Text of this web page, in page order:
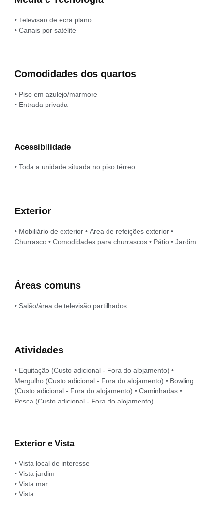
• Televisão de ecrã plano
• Canais por satélite
Comodidades dos quartos
• Piso em azulejo/mármore
• Entrada privada
Acessibilidade
• Toda a unidade situada no piso térreo
Exterior
• Mobiliário de exterior • Área de refeições exterior •
Churrasco • Comodidades para churrascos • Pátio • Jardim
Áreas comuns
• Salão/área de televisão partilhados
Atividades
• Equitação (Custo adicional - Fora do alojamento) •
Mergulho (Custo adicional - Fora do alojamento) • Bowling
(Custo adicional - Fora do alojamento) • Caminhadas •
Pesca (Custo adicional - Fora do alojamento)
Exterior e Vista
• Vista local de interesse
• Vista jardim
• Vista mar
• Vista